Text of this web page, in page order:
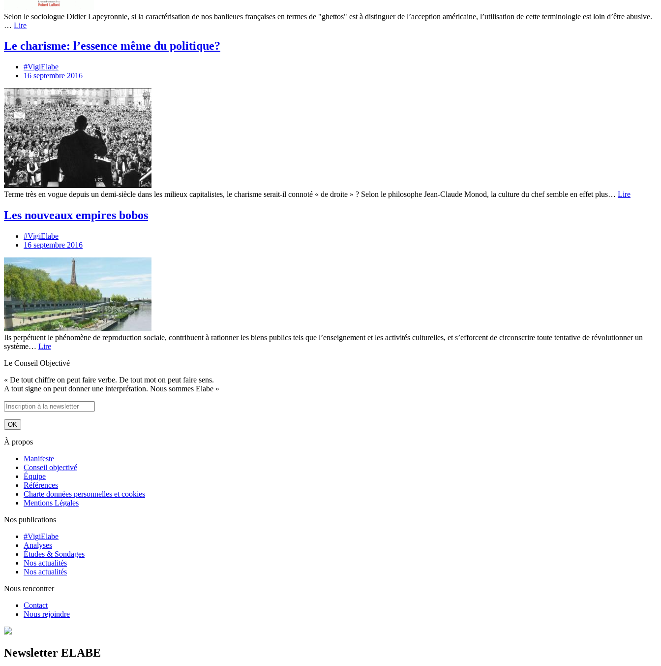
Selon le sociologue Didier Lapeyronnie, si la caractérisation de nos banlieues françaises en termes de "ghettos" est à distinguer de l’acception américaine, l’utilisation de cette terminologie est loin d’être abusive.
… Lire
Le charisme: l’essence même du politique?
#VigiElabe
16 septembre 2016
Terme très en vogue depuis un demi-siècle dans les milieux capitalistes, le charisme serait-il connoté « de droite » ? Selon le philosophe Jean-Claude Monod, la culture du chef semble en effet plus… Lire
Les nouveaux empires bobos
#VigiElabe
16 septembre 2016
Ils perpétuent le phénomène de reproduction sociale, contribuent à rationner les biens publics tels que l’enseignement et les activités culturelles, et s’efforcent de circonscrire toute tentative de révolutionner un
système… Lire
Le Conseil Objectivé
« De tout chiffre on peut faire verbe. De tout mot on peut faire sens.
A tout signe on peut donner une interprétation. Nous sommes Elabe »
À propos
Manifeste
Conseil objectivé
Équipe
Références
Charte données personnelles et cookies
Mentions Légales
Nos publications
#VigiElabe
Analyses
Études & Sondages
Nos actualités
Nos actualités
Nous rencontrer
Contact
Nous rejoindre
Newsletter ELABE